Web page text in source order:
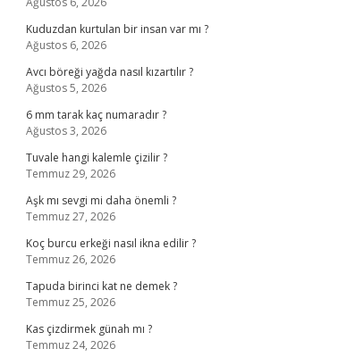
Kuduzdan kurtulan bir insan var mı ?
Ağustos 6, 2026
Avcı böreği yağda nasıl kızartılır ?
Ağustos 5, 2026
6 mm tarak kaç numaradır ?
Ağustos 3, 2026
Tuvale hangi kalemle çizilir ?
Temmuz 29, 2026
Aşk mı sevgi mi daha önemli ?
Temmuz 27, 2026
Koç burcu erkeği nasıl ikna edilir ?
Temmuz 26, 2026
Tapuda birinci kat ne demek ?
Temmuz 25, 2026
Kas çizdirmek günah mı ?
Temmuz 24, 2026